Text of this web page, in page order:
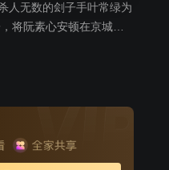
人无数的刽子手叶常绿为
将阮素心安顿在京城享
谁料这来历不明的男婴